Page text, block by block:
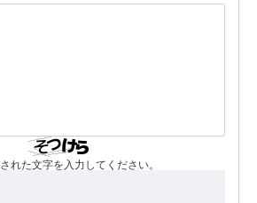
れた文字を入力してください。